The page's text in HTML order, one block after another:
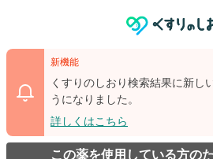
新機能
くすりのしおり検索結果に新し
うになりました。
詳しくはこちら
この薬を使用している方の